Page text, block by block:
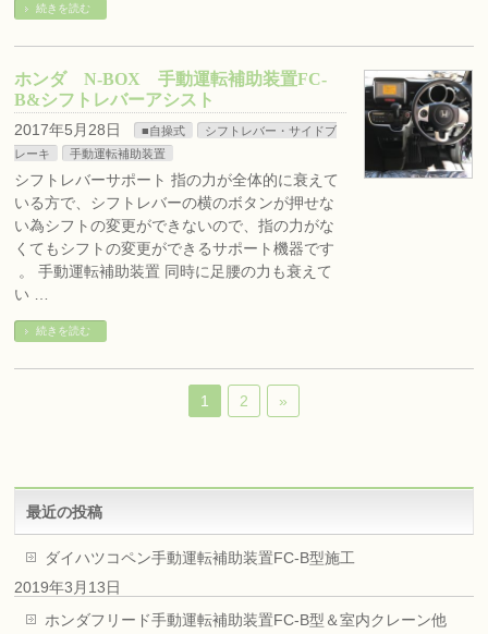
続きを読む
ホンダ N-BOX 手動運転補助装置FC-
B&シフトレバーアシスト
2017年5月28日 ■自操式
シフトレバー・サイドブ
レーキ
手動運転補助装置
シフトレバーサポート 指の力が全体的に衰えて
いる方で、シフトレバーの横のボタンが押せな
い為シフトの変更ができないので、指の力がな
くてもシフトの変更ができるサポート機器です
。 手動運転補助装置 同時に足腰の力も衰えて
い …
続きを読む
1 2 »
最近の投稿
ダイハツコペン手動運転補助装置FC-B型施工
2019年3月13日
ホンダフリード手動運転補助装置FC-B型＆室内クレーン他